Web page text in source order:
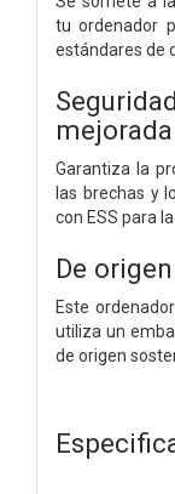
tu ordenador
estándares de
mejorada
Garantiza la
las brechas y
con ESS para
De
Este
utiliza un
de origen